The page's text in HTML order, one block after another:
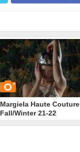
Margiela Haute Couture
Fall/Winter 21-22